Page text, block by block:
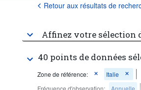
Retour aux résultats de
Affinez votre sélection
40 points de données
Zone de référence: Italie
Fréquence d'observation:
Annuelle